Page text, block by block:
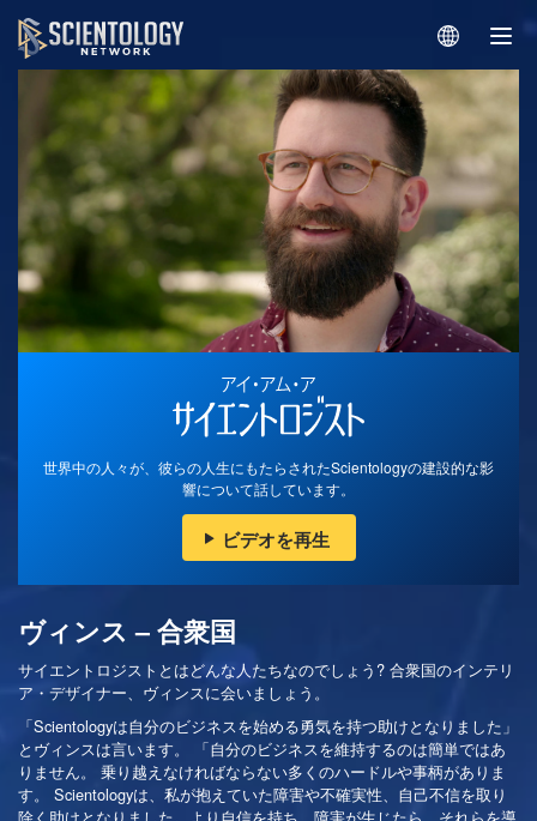
世界中の人々が、彼らの人生にもたらされたScientologyの建設的な影
響について話しています。
ビデオを再生
ヴィンス – 合衆国
サイエントロジストとはどんな人たちなのでしょう? 合衆国のインテリ
ア・デザイナー、ヴィンスに会いましょう。
「Scientologyは自分のビジネスを始める勇気を持つ助けとなりました」
とヴィンスは言います。 「自分のビジネスを維持するのは簡単ではあ
りません。 乗り越えなければならない多くのハードルや事柄がありま
す。 Scientologyは、私が抱えていた障害や不確実性、自己不信を取り